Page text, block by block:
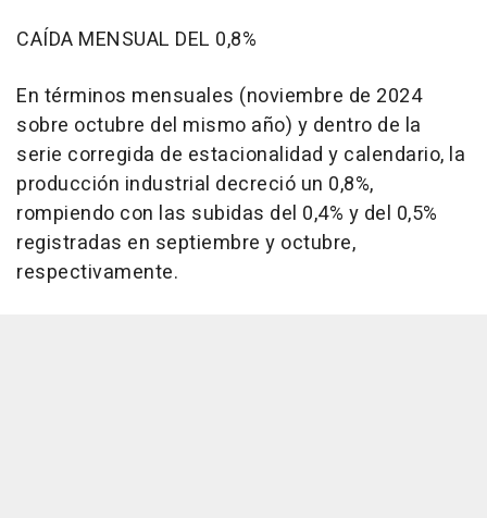
CAÍDA MENSUAL DEL 0,8%
En términos mensuales (noviembre de 2024
sobre octubre del mismo año) y dentro de la
serie corregida de estacionalidad y calendario, la
producción industrial decreció un 0,8%,
rompiendo con las subidas del 0,4% y del 0,5%
registradas en septiembre y octubre,
respectivamente.